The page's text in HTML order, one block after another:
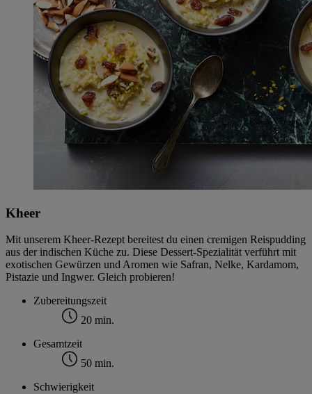
Kheer
Mit unserem Kheer-Rezept bereitest du einen cremigen Reispudding
aus der indischen Küche zu. Diese Dessert-Spezialität verführt mit
exotischen Gewürzen und Aromen wie Safran, Nelke, Kardamom,
Pistazie und Ingwer. Gleich probieren!
Zubereitungszeit
20 min.
Gesamtzeit
50 min.
Schwierigkeit